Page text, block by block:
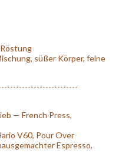
süßer Körper, feine
Sieb — French Press,
V60, Pour Over
Espresso,